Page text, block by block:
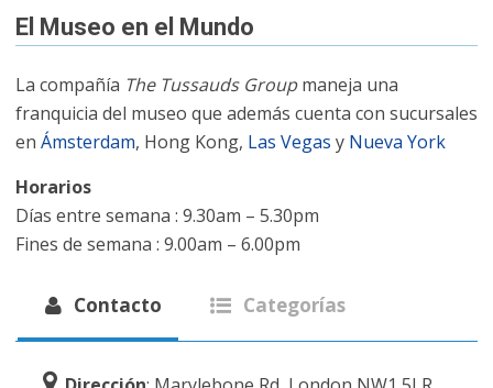
El Museo en el Mundo
La compañía The Tussauds Groupmaneja una
franquicia del museo que además cuenta con sucursales
en Ámsterdam, Hong Kong, Las Vegas y Nueva York
Horarios
Días entre semana : 9.30am – 5.30pm
Fines de semana : 9.00am – 6.00pm
Contacto Categorías